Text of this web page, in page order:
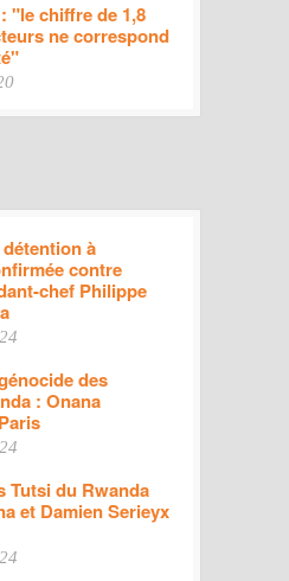
"le chiffre de 1,8
ne correspond
à
contre
chef Philippe
des
: Onana
Tutsi du Rwanda
et Damien Serieyx